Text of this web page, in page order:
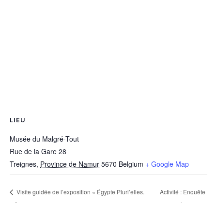
LIEU
Musée du Malgré-Tout
Rue de la Gare 28
Treignes, Province de Namur 5670 Belgium + Google Map
Visite guidée de l’exposition « Égypte Pluri’elles.
Activité : Enquête